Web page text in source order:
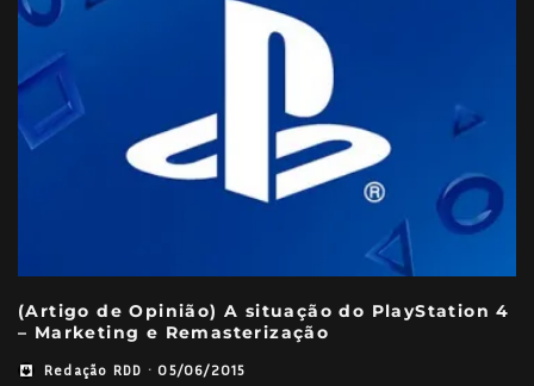
(Artigo de Opinião) A situação do PlayStation 4
– Marketing e Remasterização
Redação RDD · 05/06/2015